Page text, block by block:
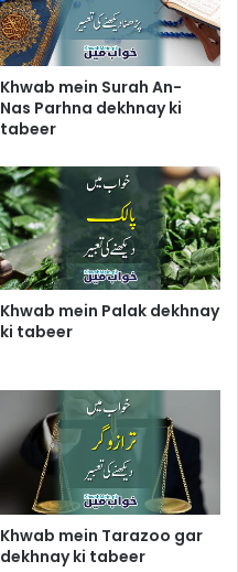
Khwab mein Surah An-
Nas Parhna dekhnay ki
tabeer
Khwab mein Palak dekhnay
ki tabeer
Khwab mein Tarazoo gar
dekhnay ki tabeer